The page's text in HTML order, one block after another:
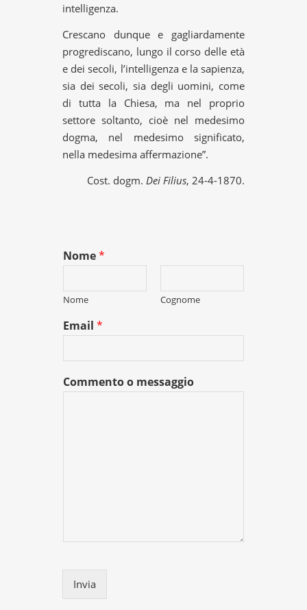
intelligenza.
Crescano dunque e gagliardamente
progrediscano, lungo il corso delle età
e dei secoli, l’intelligenza e la sapienza,
sia dei secoli, sia degli uomini, come
di tutta la Chiesa, ma nel proprio
settore soltanto, cioè nel medesimo
dogma, nel medesimo significato,
nella medesima affermazione”.
Cost. dogm. Dei Filius, 24-4-1870.
Nome*
Nome Cognome
Email*
Commento o messaggio
Invia